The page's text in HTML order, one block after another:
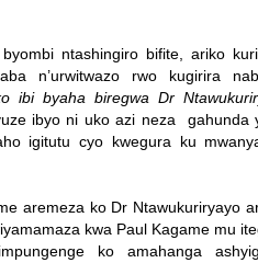
ntashingiro bifite, ariko
n’urwitwazo rwo kugirira
ibi byaha biregwa Dr
ibyo ni uko azi neza gahunda
igitutu cyo kwegura ku
aremeza ko Dr Ntawukuriryayo
kwa Paul Kagame mu
ko amahanga